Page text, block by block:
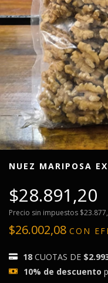
NUEZ MARIPOSA
$28.891,20
Precio sin impuestos
$26.002,08 CON
18 CUOTAS DE
10% de descuento